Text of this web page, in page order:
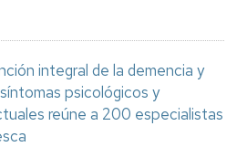
integral de la demencia y
psicológicos y
reúne a 200 especialistas